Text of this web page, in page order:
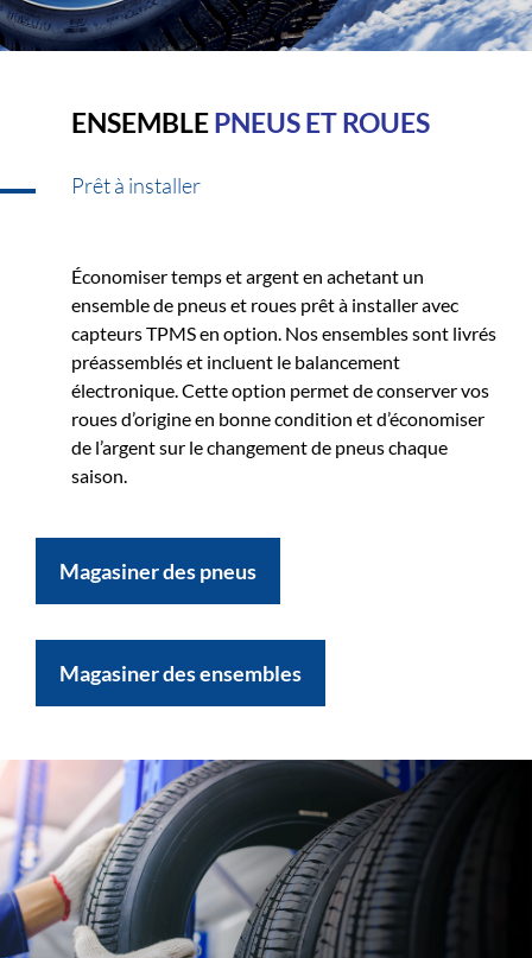
ENSEMBLEPNEUS ET ROUES
Prêt à installer
Économiser temps et argent en achetant un
ensemble de pneus et roues prêt à installer avec
capteurs TPMS en option. Nos ensembles sont livrés
préassemblés et incluent le balancement
électronique. Cette option permet de conserver vos
roues d’origine en bonne condition et d’économiser
de l’argent sur le changement de pneus chaque
saison.
Magasiner des pneus
Magasiner des ensembles